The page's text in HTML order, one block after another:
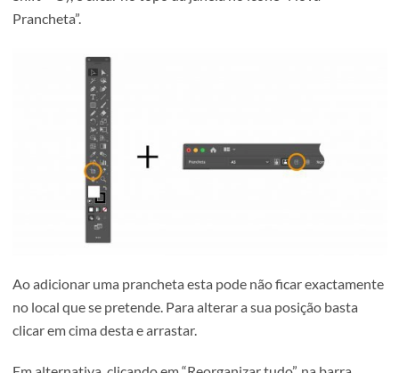
Surgirá uma nova janela com mais opções, entre as quais
espaçamento entre pranchetas, organização e número de
Como adicionar pranchetas num
documento já existente?
Existem inúmeras situações em que é necessário
clicar no ícone “Ferramenta Prancheta” (ou através do
Shift + O), e clicar no topo da janela no ícone “Nova
Prancheta”.